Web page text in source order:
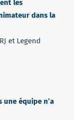
les
dans la
et Legend
une équipe n’a